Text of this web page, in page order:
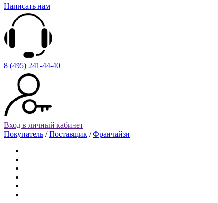
Написать нам
8 (495) 241-44-40
Вход в личный кабинет
Покупатель /Поставщик /Франчайзи